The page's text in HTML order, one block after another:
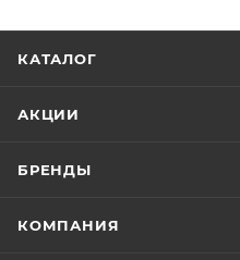
КАТАЛОГ
АКЦИИ
БРЕНДЫ
КОМПАНИЯ